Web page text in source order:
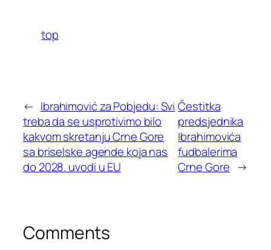
top
← Ibrahimović za Pobjedu: Svi
treba da se usprotivimo bilo
kakvom skretanju Crne Gore
sa briselske agende koja nas
do 2028. uvodi u EU
Čestitka
predsjednika
Ibrahimovića
fudbalerima
Crne Gore →
Comments